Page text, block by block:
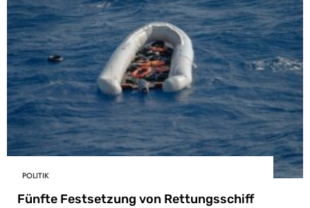
POLITIK
Fünfte Festsetzung von Rettungsschiff